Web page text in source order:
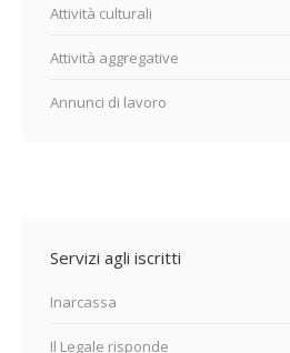
Attività culturali
Attività aggregative
Annunci di lavoro
Servizi agli iscritti
Inarcassa
Il Legale risponde